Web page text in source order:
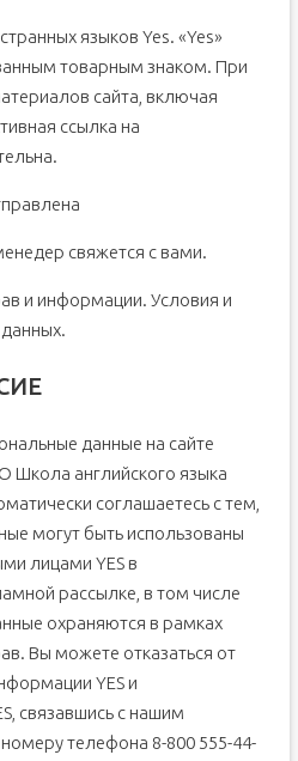
языков Yes. «Yes»
товарным знаком. При
сайта, включая
ссылка на
свяжется с вами.
и информации. Условия и
данные на сайте
английского языка
соглашаетесь с тем,
могут быть использованы
лицами YES в
рассылке, в том числе
охраняются в рамках
Вы можете отказаться от
YES и
связавшись с нашим
телефона 8-800 555-44-